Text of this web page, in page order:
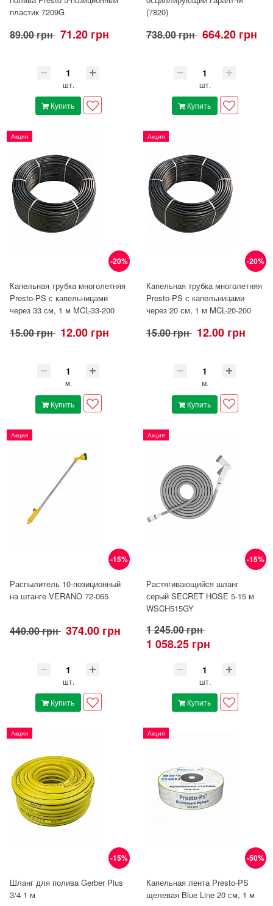
пластик 7209G
89.00 грн 71.20 грн
шт.
Купить
(7820)
738.00 грн 664.20 грн
шт.
Купить
-20%
Акция
Капельная трубка многолетняя
Presto-PS с капельницами
через 33 см, 1 м MCL-33-200
15.00 грн 12.00 грн
м.
Купить
-20%
Акция
Капельная трубка многолетняя
Presto-PS с капельницами
через 20 см, 1 м MCL-20-200
15.00 грн 12.00 грн
м.
Купить
-15%
Акция
Распылитель 10-позиционный
на штанге VERANO 72-065
440.00 грн 374.00 грн
шт.
Купить
-15%
Акция
Растягивающийcя шланг
серый SECRET HOSE 5-15 м
WSCH515GY
1 245.00 грн
1 058.25 грн
шт.
Купить
-15%
Акция
Шланг для полива Gerber Plus
3/4 1 м
-50%
Акция
Капельная лента Presto-PS
щелевая Blue Line 20 см, 1 м